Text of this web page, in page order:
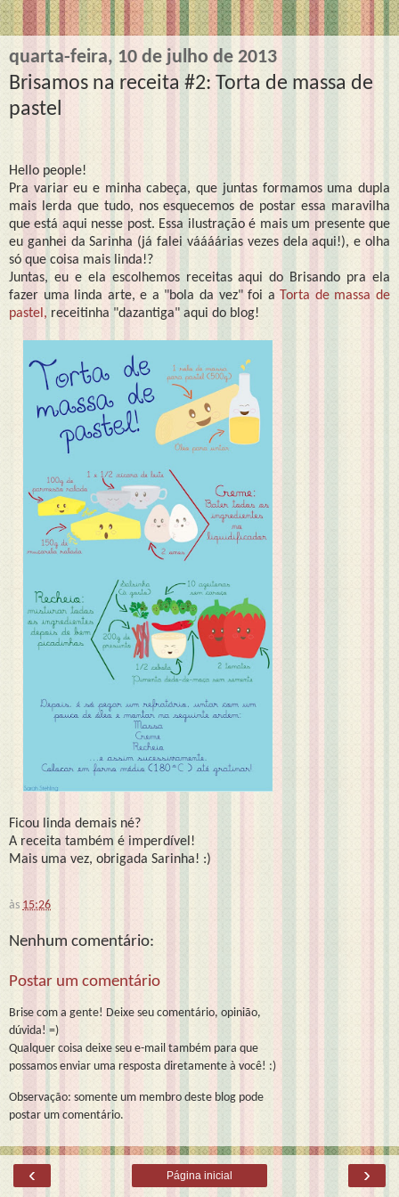
quarta-feira, 10 de julho de 2013
Brisamos na receita #2: Torta de massa de
pastel
Hello people!
Pra variar eu e minha cabeça, que juntas formamos uma dupla
mais lerda que tudo, nos esquecemos de postar essa maravilha
que está aqui nesse post. Essa ilustração é mais um presente que
eu ganhei da Sarinha (já falei váááárias vezes dela aqui!), e olha
só que coisa mais linda!?
Juntas, eu e ela escolhemos receitas aqui do Brisando pra ela
fazer uma linda arte, e a "bola da vez" foi a Torta de massa de
pastel, receitinha "dazantiga" aqui do blog!
Ficou linda demais né?
A receita também é imperdível!
Mais uma vez, obrigada Sarinha! :)
às 15:26
Nenhum comentário:
Postar um comentário
Brise com a gente! Deixe seu comentário, opinião,
dúvida! =)
Qualquer coisa deixe seu e-mail também para que
possamos enviar uma resposta diretamente à você! :)
Observação: somente um membro deste blog pode
postar um comentário.
‹ ›
Página inicial